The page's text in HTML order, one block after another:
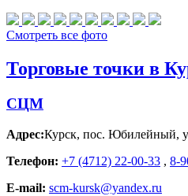
Смотреть все фото
Торговые точки в
СЦМ
Адрес:Курск, пос. Юбилейный,
Телефон: +7 (4712) 22-00-33 , 8-
E-mail: scm-kursk@yandex.ru